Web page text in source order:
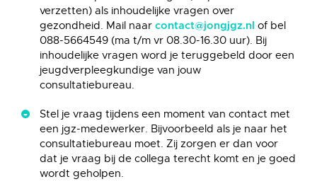
verzetten) als inhoudelijke vragen over
gezondheid. Mail naar contact@jongjgz.nl of bel
088-5664549 (ma t/m vr 08.30-16.30 uur). Bij
inhoudelijke vragen word je teruggebeld door een
jeugdverpleegkundige van jouw
consultatiebureau.
Stel je vraag tijdens een moment van contact met
een jgz-medewerker. Bijvoorbeeld als je naar het
consultatiebureau moet. Zij zorgen er dan voor
dat je vraag bij de collega terecht komt en je goed
wordt geholpen.